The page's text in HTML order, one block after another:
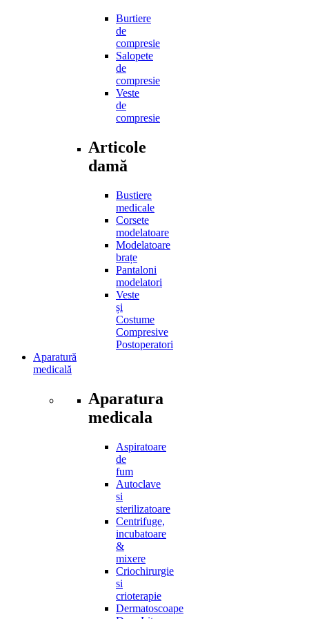
Burtiere
de
compresie
Salopete
de
compresie
Veste
de
compresie
Articole
damă
Bustiere
medicale
Corsete
modelatoare
Modelatoare
brațe
Pantaloni
modelatori
Veste
și
Costume
Compresive
Postoperatori
Aparatură
medicală
Aparatura
medicala
Aspiratoare
de
fum
Autoclave
si
sterilizatoare
Centrifuge,
incubatoare
&
mixere
Criochirurgie
si
crioterapie
Dermatoscoape